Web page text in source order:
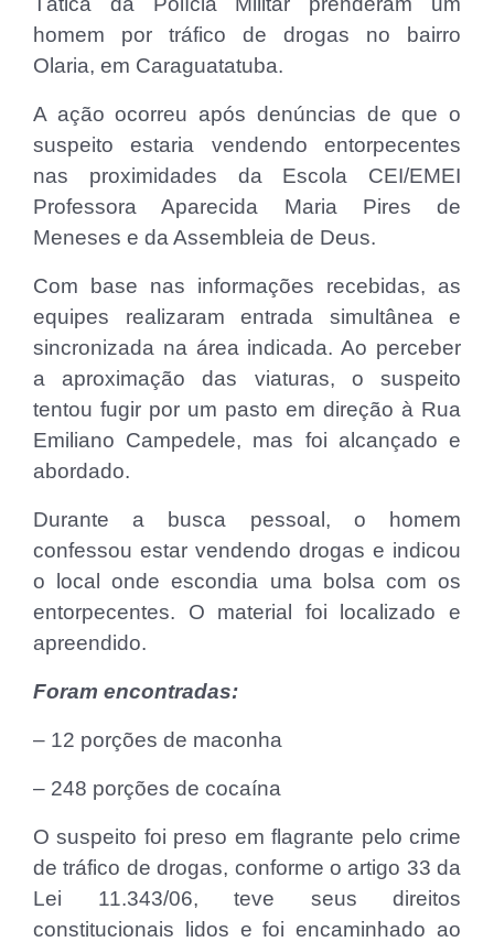
homem por tráfico de drogas no bairro
Olaria, em Caraguatatuba.
A ação ocorreu após denúncias de que o
suspeito estaria vendendo entorpecentes
nas proximidades da Escola CEI/EMEI
Professora Aparecida Maria Pires de
Meneses e da Assembleia de Deus.
Com base nas informações recebidas, as
equipes realizaram entrada simultânea e
sincronizada na área indicada. Ao perceber
a aproximação das viaturas, o suspeito
tentou fugir por um pasto em direção à Rua
Emiliano Campedele, mas foi alcançado e
abordado.
Durante a busca pessoal, o homem
confessou estar vendendo drogas e indicou
o local onde escondia uma bolsa com os
entorpecentes. O material foi localizado e
apreendido.
Foram encontradas:
– 12 porções de maconha
– 248 porções de cocaína
O suspeito foi preso em flagrante pelo crime
de tráfico de drogas, conforme o artigo 33 da
Lei 11.343/06, teve seus direitos
constitucionais lidos e foi encaminhado ao